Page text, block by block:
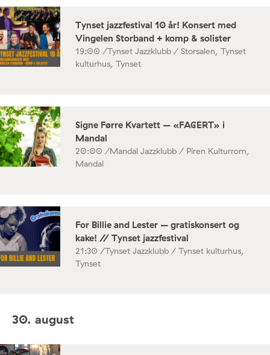
Tynset jazzfestival 10 år! Konsert med
Vingelen Storband + komp & solister
19:00 /Tynset Jazzklubb / Storsalen, Tynset
kulturhus, Tynset
Signe Førre Kvartett – «FAGERT» i
Mandal
20:00 /Mandal Jazzklubb / Piren Kulturrom,
Mandal
For Billie and Lester – gratiskonsert og
kake! // Tynset jazzfestival
21:30 /Tynset Jazzklubb / Tynset kulturhus,
Tynset
30. august